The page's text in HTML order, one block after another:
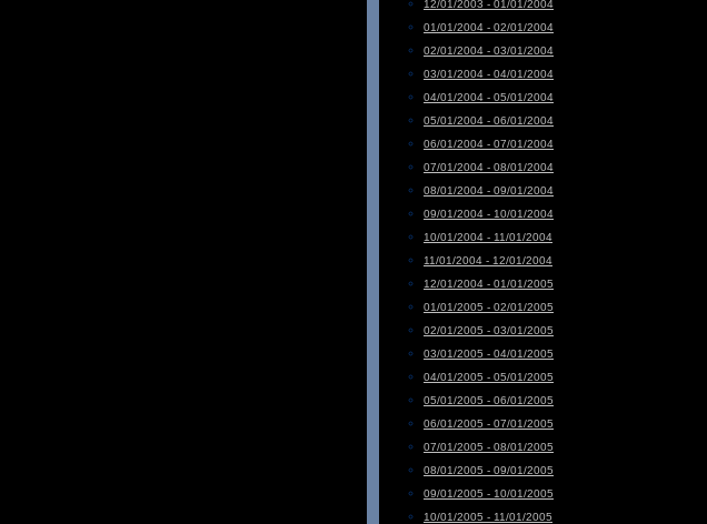
12/01/2003 - 01/01/2004
01/01/2004 - 02/01/2004
02/01/2004 - 03/01/2004
03/01/2004 - 04/01/2004
04/01/2004 - 05/01/2004
05/01/2004 - 06/01/2004
06/01/2004 - 07/01/2004
07/01/2004 - 08/01/2004
08/01/2004 - 09/01/2004
09/01/2004 - 10/01/2004
10/01/2004 - 11/01/2004
11/01/2004 - 12/01/2004
12/01/2004 - 01/01/2005
01/01/2005 - 02/01/2005
02/01/2005 - 03/01/2005
03/01/2005 - 04/01/2005
04/01/2005 - 05/01/2005
05/01/2005 - 06/01/2005
06/01/2005 - 07/01/2005
07/01/2005 - 08/01/2005
08/01/2005 - 09/01/2005
09/01/2005 - 10/01/2005
10/01/2005 - 11/01/2005